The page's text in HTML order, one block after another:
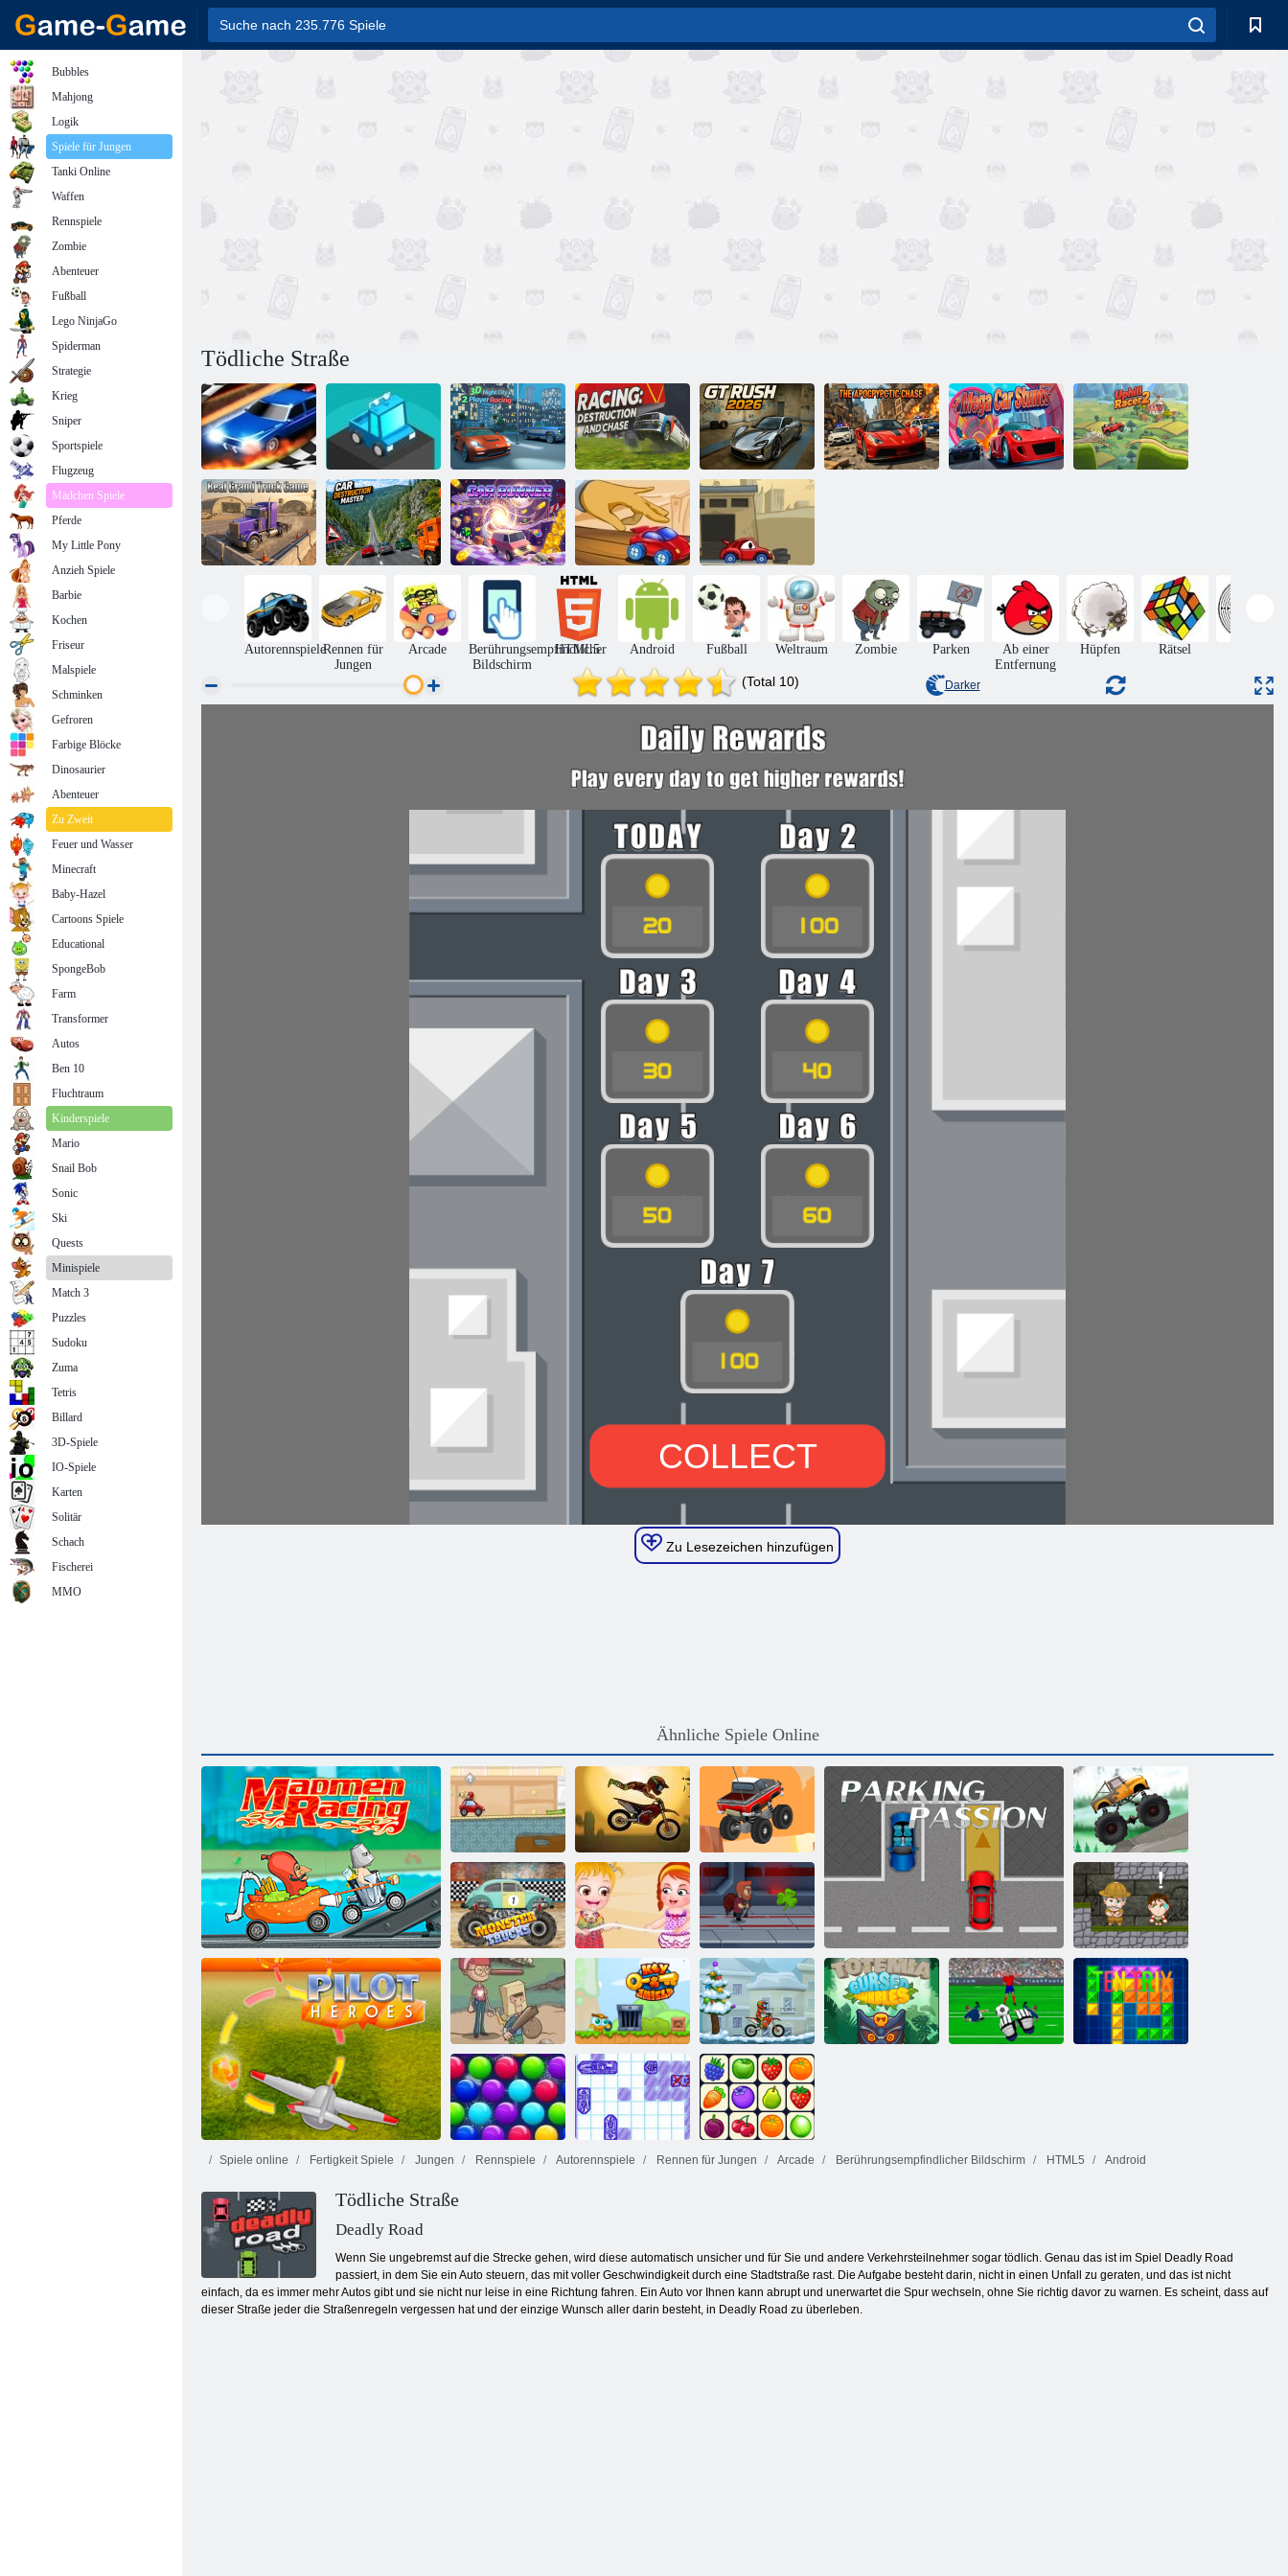
Tödliche Straße
Race 3d ziehen Block- Racer
3D Night City 2
Spielerrennen
Rennen:
Zerstörung und
Verfolgungsjagd
GT Rush 2026
Echtes Grand-
Truck-Spiel
Meister der
Autozerstörung
Autoläufer
Desktop -
Rennen 2
Auto isst Auto 2
AutorennspieleRennen für
Jungen
Arcade
Berührungsempfindlicher
Bildschirm
HTML5 Android Fußball Weltraum Zombie Parken
Ab einer
Entfernung
Hüpfen Rätsel
(Total 10) Darker
Zu Lesezeichen hinzufügen
Ähnliche Spiele Online
Verrückte Rennen
Paintball -
Rennfahrer
Moto x3m Endloser LKW LKW-Versuche
Rennmonster -
Trucks
Baby Hazel
Beach Party
Heroisch Pilot
Jetpack Meister Inca Abenteuer
Hinterhof-
Helden
Key & Shield
Moto x3M
Winter
Spiele online Fertigkeit Spiele Jungen Rennspiele Autorennspiele Rennen für Jungen Arcade Berührungsempfindlicher Bildschirm HTML5 Android
Tödliche Straße
Deadly Road
Wenn Sie ungebremst auf die Strecke gehen, wird diese automatisch unsicher und für Sie und andere Verkehrsteilnehmer sogar tödlich. Genau das ist im Spiel Deadly Road
passiert, in dem Sie ein Auto steuern, das mit voller Geschwindigkeit durch eine Stadtstraße rast. Die Aufgabe besteht darin, nicht in einen Unfall zu geraten, und das ist nicht
einfach, da es immer mehr Autos gibt und sie nicht nur leise in eine Richtung fahren. Ein Auto vor Ihnen kann abrupt und unerwartet die Spur wechseln, ohne Sie richtig davor zu warnen. Es scheint, dass auf
dieser Straße jeder die Straßenregeln vergessen hat und der einzige Wunsch aller darin besteht, in Deadly Road zu überleben.
Bubbles
Mahjong
Logik
Spiele für Jungen
Tanki Online
Waffen
Rennspiele
Zombie
Abenteuer
Fußball
Lego NinjaGo
Spiderman
Strategie
Krieg
Sniper
Sportspiele
Flugzeug
Mädchen Spiele
Pferde
My Little Pony
Anzieh Spiele
Barbie
Kochen
Friseur
Malspiele
Schminken
Gefroren
Farbige Blöcke
Dinosaurier
Abenteuer
Zu Zweit
Feuer und Wasser
Minecraft
Baby-Hazel
Cartoons Spiele
Educational
SpongeBob
Farm
Transformer
Autos
Ben 10
Fluchtraum
Kinderspiele
Mario
Snail Bob
Sonic
Ski
Quests
Minispiele
Match 3
Puzzles
Sudoku
Zuma
Tetris
Billard
3D-Spiele
IO-Spiele
Karten
Solitär
Schach
Fischerei
MMO